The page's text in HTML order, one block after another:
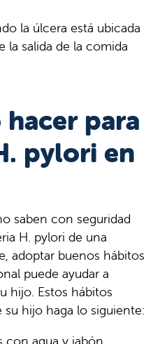
la úlcera está ubicada
la salida de la comida
para
pylori en
saben con seguridad
H. pylori de una
adoptar buenos hábitos
puede ayudar a
hijo. Estos hábitos
su hijo haga lo siguiente:
con agua y jabón